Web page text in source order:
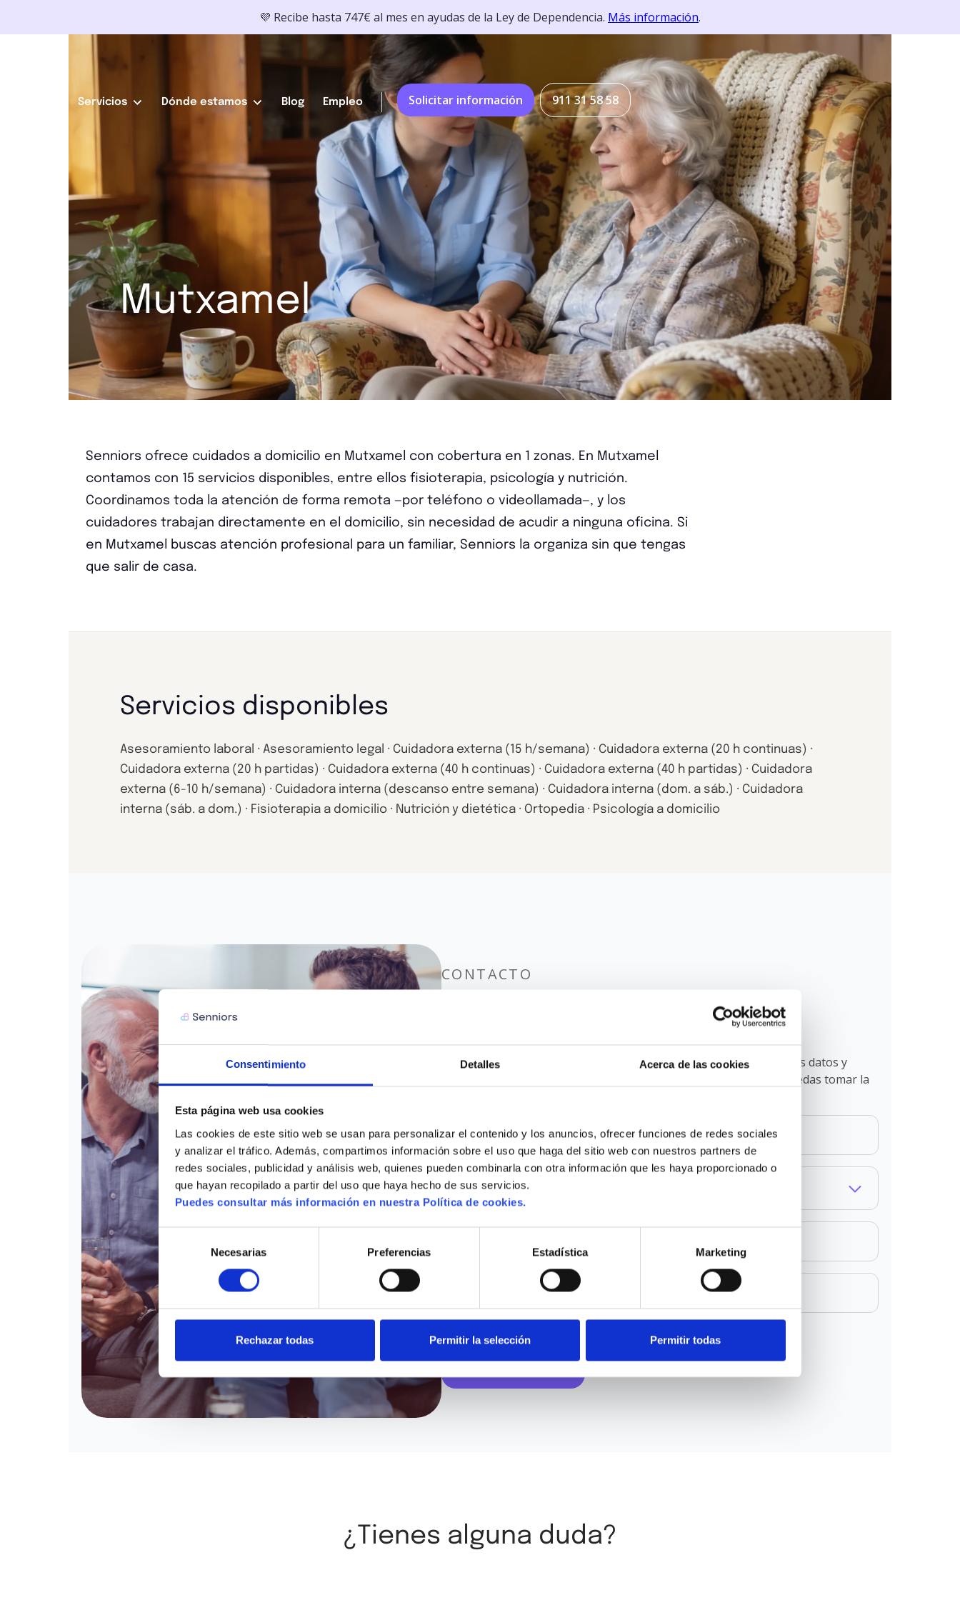
Consentimiento Detalles Acerca de las cookies
Esta página web usa cookies
Las cookies de este sitio web se usan para personalizar el contenido y los anuncios, ofrecer funciones de redes sociales
y analizar el tráfico. Además, compartimos información sobre el uso que haga del sitio web con nuestros partners de
redes sociales, publicidad y análisis web, quienes pueden combinarla con otra información que les haya proporcionado o
que hayan recopilado a partir del uso que haya hecho de sus servicios.
Puedes consultar más información en nuestra Política de cookies.
Selección
de
consentimiento
Necesarias Preferencias Estadística Marketing
Rechazar todas Permitir la selección Permitir todas
💜 Recibe hasta 747€ al mes en ayudas de la Ley de Dependencia. Más información.
Servicios Dónde estamos Blog Empleo Solicitar información 911 31 58 58
Mutxamel
Senniors ofrece cuidados a domicilio en Mutxamel con cobertura en 1 zonas. En Mutxamel
contamos con 15 servicios disponibles, entre ellos fisioterapia, psicología y nutrición.
Coordinamos toda la atención de forma remota —por teléfono o videollamada—, y los
cuidadores trabajan directamente en el domicilio, sin necesidad de acudir a ninguna oficina. Si
en Mutxamel buscas atención profesional para un familiar, Senniors la organiza sin que tengas
que salir de casa.
Servicios disponibles
Asesoramiento laboral · Asesoramiento legal · Cuidadora externa (15 h/semana) · Cuidadora externa (20 h continuas) ·
Cuidadora externa (20 h partidas) · Cuidadora externa (40 h continuas) · Cuidadora externa (40 h partidas) · Cuidadora
externa (6-10 h/semana) · Cuidadora interna (descanso entre semana) · Cuidadora interna (dom. a sáb.) · Cuidadora
interna (sáb. a dom.) · Fisioterapia a domicilio · Nutrición y dietética · Ortopedia · Psicología a domicilio
CONTACTO
Resuelve tus dudas con
nuestro equipo
Queremos que te sientas acompañado en este proceso. Déjanos tus datos y
nuestro equipo te ayudará a resolver todas tus dudas para que puedas tomar la
Selecciona que necesitas
¿Tienes alguna duda?